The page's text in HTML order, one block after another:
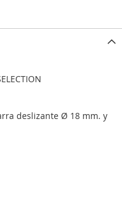
deslizante Ø 18 mm. y